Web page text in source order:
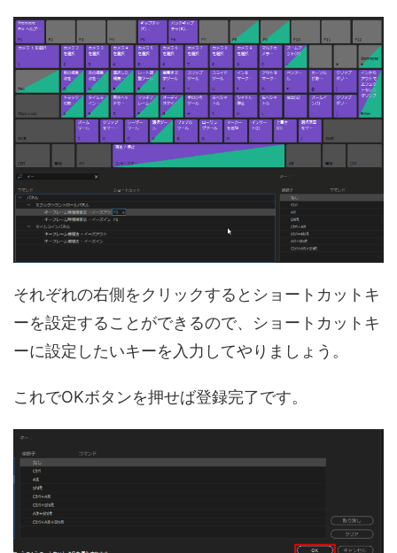
それぞれの右側をクリックするとショートカットキ
ーを設定することができるので、ショートカットキ
ーに設定したいキーを入力してやりましょう。
これでOKボタンを押せば登録完了です。